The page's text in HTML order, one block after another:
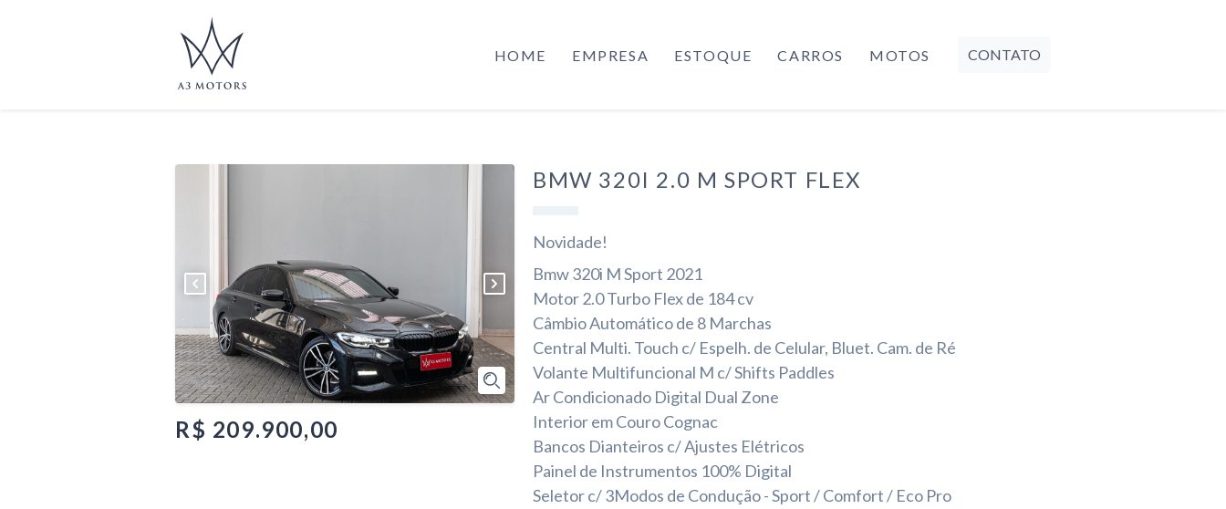
HOME EMPRESA ESTOQUE CARROS MOTOS CONTATO
R$ 209.900,00
BMW 320I 2.0 M SPORT FLEX
Novidade!
Bmw 320i M Sport 2021
Motor 2.0 Turbo Flex de 184 cv
Câmbio Automático de 8 Marchas
Central Multi. Touch c/ Espelh. de Celular, Bluet. Cam. de Ré
Volante Multifuncional M c/ Shifts Paddles
Ar Condicionado Digital Dual Zone
Interior em Couro Cognac
Bancos Dianteiros c/ Ajustes Elétricos
Painel de Instrumentos 100% Digital
Seletor c/ 3Modos de Condução - Sport / Comfort / Eco Pro